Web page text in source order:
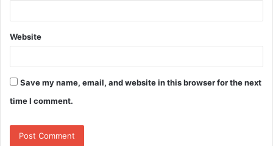
Website
Save my name, email, and website in this browser for the next
time I comment.